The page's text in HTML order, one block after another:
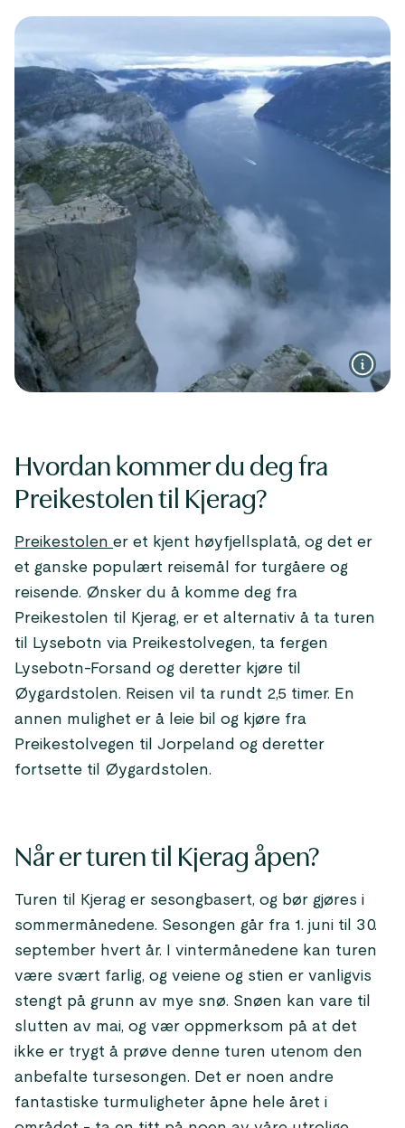
Hvordan kommer du deg fra
Preikestolen til Kjerag?
Preikestolen er et kjent høyfjellsplatå, og det er
et ganske populært reisemål for turgåere og
reisende. Ønsker du å komme deg fra
Preikestolen til Kjerag, er et alternativ å ta turen
til Lysebotn via Preikestolvegen, ta fergen
Lysebotn-Forsand og deretter kjøre til
Øygardstolen. Reisen vil ta rundt 2,5 timer. En
annen mulighet er å leie bil og kjøre fra
Preikestolvegen til Jorpeland og deretter
fortsette til Øygardstolen.
Når er turen til Kjerag åpen?
Turen til Kjerag er sesongbasert, og bør gjøres i
sommermånedene. Sesongen går fra 1. juni til 30.
september hvert år. I vintermånedene kan turen
være svært farlig, og veiene og stien er vanligvis
stengt på grunn av mye snø. Snøen kan vare til
slutten av mai, og vær oppmerksom på at det
ikke er trygt å prøve denne turen utenom den
anbefalte tursesongen. Det er noen andre
fantastiske turmuligheter åpne hele året i